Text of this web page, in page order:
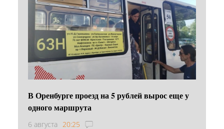
В Оренбурге проезд на 5 рублей вырос еще у
одного маршрута
6 августа 20:25